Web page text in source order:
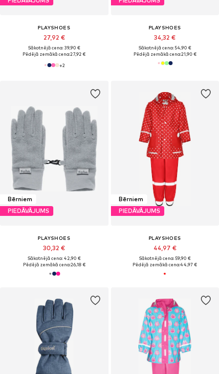
PLAYSHOES
27,92 €
Sākotnējā cena: 39,90 €
Pēdējā zemākā cena:27,92 €
+2
PLAYSHOES
34,32 €
Sākotnējā cena: 54,90 €
Pēdējā zemākā cena:21,90 €
Bērniem
PIEDĀVĀJUMS
PLAYSHOES
30,32 €
Sākotnējā cena: 42,90 €
Pēdējā zemākā cena:26,18 €
Bērniem
PIEDĀVĀJUMS
PLAYSHOES
44,97 €
Sākotnējā cena: 59,90 €
Pēdējā zemākā cena:44,97 €